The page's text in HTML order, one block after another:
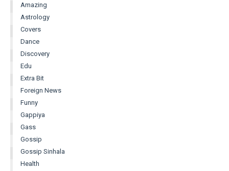
Amazing
Astrology
Covers
Dance
Discovery
Edu
Extra Bit
Foreign News
Funny
Gappiya
Gass
Gossip
Gossip Sinhala
Health